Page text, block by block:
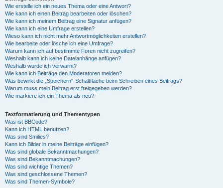
Wie erstelle ich ein neues Thema oder eine Antwort?
Wie kann ich einen Beitrag bearbeiten oder löschen?
Wie kann ich meinem Beitrag eine Signatur anfügen?
Wie kann ich eine Umfrage erstellen?
Wieso kann ich nicht mehr Antwortmöglichkeiten erstellen?
Wie bearbeite oder lösche ich eine Umfrage?
Warum kann ich auf bestimmte Foren nicht zugreifen?
Weshalb kann ich keine Dateianhänge anfügen?
Weshalb wurde ich verwarnt?
Wie kann ich Beiträge den Moderatoren melden?
Was bewirkt die „Speichern“-Schaltfläche beim Schreiben eines Beitrags?
Warum muss mein Beitrag erst freigegeben werden?
Wie markiere ich ein Thema als neu?
Textformatierung und Thementypen
Was ist BBCode?
Kann ich HTML benutzen?
Was sind Smilies?
Kann ich Bilder in meine Beiträge einfügen?
Was sind globale Bekanntmachungen?
Was sind Bekanntmachungen?
Was sind wichtige Themen?
Was sind geschlossene Themen?
Was sind Themen-Symbole?